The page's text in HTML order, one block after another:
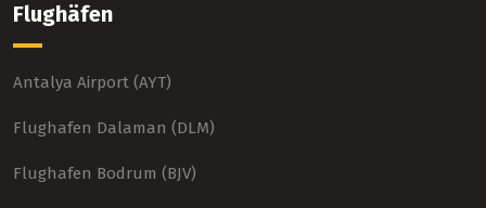
Flughäfen
Antalya Airport (AYT)
Flughafen Dalaman (DLM)
Flughafen Bodrum (BJV)